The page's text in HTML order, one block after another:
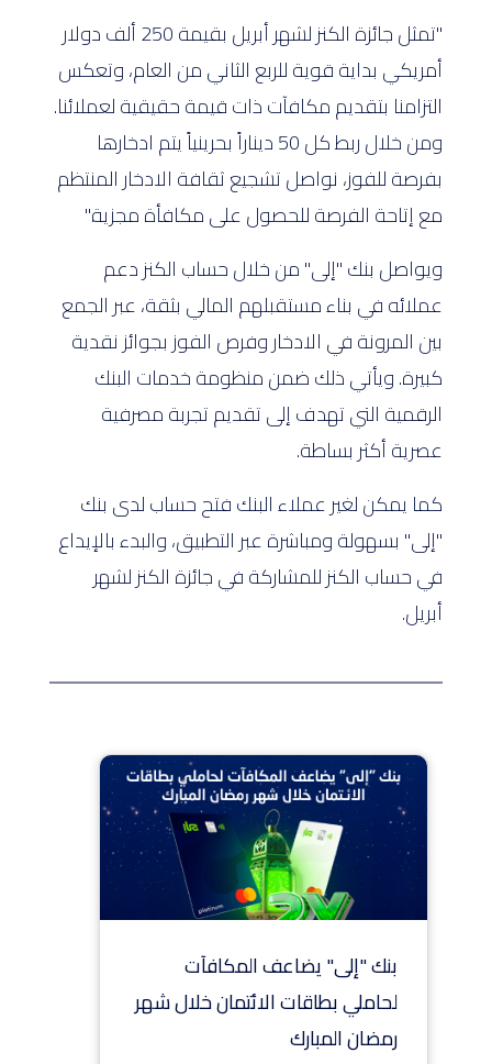
"تمثل جائزة الكنز لشهر أبريل بقيمة 250 ألف دولار
أمريكي بداية قوية للربع الثاني من العام، وتعكس
التزامنا بتقديم مكافآت ذات قيمة حقيقية لعملائنا.
ومن خلال ربط كل 50 ديناراً بحرينياً يتم ادخارها
بفرصة للفوز، نواصل تشجيع ثقافة الادخار المنتظم
مع إتاحة الفرصة للحصول على مكافأة مجزية."
ويواصل بنك "إلى" من خلال حساب الكنز دعم
عملائه في بناء مستقبلهم المالي بثقة، عبر الجمع
بين المرونة في الادخار وفرص الفوز بجوائز نقدية
كبيرة. ويأتي ذلك ضمن منظومة خدمات البنك
الرقمية التي تهدف إلى تقديم تجربة مصرفية
عصرية أكثر بساطة.
كما يمكن لغير عملاء البنك فتح حساب لدى بنك
"إلى" بسهولة ومباشرة عبر التطبيق، والبدء بالإيداع
في حساب الكنز للمشاركة في جائزة الكنز لشهر
أبريل.
بنك "إلى" يضاعف المكافآت
لحاملي بطاقات الائتمان خلال شهر
رمضان المبارك